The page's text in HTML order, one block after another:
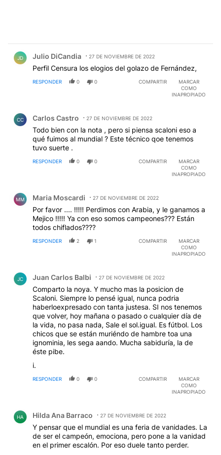
JD Julio DiCandia 27 DE NOVIEMBRE DE 2022
Perfil Censura los elogios del golazo de Fernández,
RESPONDER 0 0 COMPARTIR
MARCAR
COMO
INAPROPIADO
CC Carlos Castro 27 DE NOVIEMBRE DE 2022
Todo bien con la nota , pero si piensa scaloni eso a
qué fuimos al mundial ? Este técnico qoe tenemos
tuvo suerte .
RESPONDER 0 0 COMPARTIR
MARCAR
COMO
INAPROPIADO
MM Maria Moscardi 27 DE NOVIEMBRE DE 2022
Por favor .... !!!!! Perdimos con Arabia, y le ganamos a
Mejico !!!!! Ya con eso somos campeones??? Están
todos chiflados????
RESPONDER 2 1 COMPARTIR
MARCAR
COMO
INAPROPIADO
JC Juan Carlos Balbi 27 DE NOVIEMBRE DE 2022
Comparto la noya. Y mucho mas la posicion de
Scaloni. Siempre lo pensé igual, nunca podria
haberloexpresado con tanta justesa. SI nos tenemos
que volver, hoy mañana o pasado o cualquier día de
la vida, no pasa nada, Sale el sol.igual. Es fútbol. Los
chicos que se están muriéndo de hambre toa una
ignominia, les sega aando. Mucha sabiduría, la de
éste pibe.
i.
RESPONDER 0 0 COMPARTIR
MARCAR
COMO
INAPROPIADO
HA Hilda Ana Barraco 27 DE NOVIEMBRE DE 2022
Y pensar que el mundial es una feria de vanidades. La
de ser el campeón, emociona, pero pone a la vanidad
en el primer escalón. Por eso duele tanto perder.